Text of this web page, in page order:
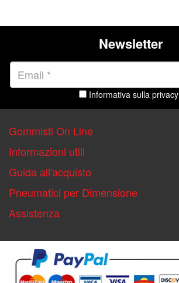
Newsletter
Informativa sulla
Gommisti On Line
Informazioni utili
Guida all'acquisto
Pneumatici per Dimensione
Assistenza